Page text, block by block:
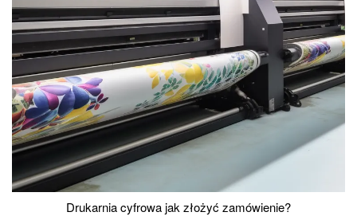
Drukarnia cyfrowa jak złożyć zamówienie?